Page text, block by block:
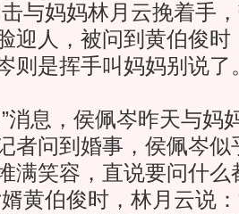
与妈妈林月云挽着手
迎人，被问到黄伯俊时
则是挥手叫妈妈别说了
息，侯佩岑昨天与妈
者问到婚事，侯佩岑似
满笑容，直说要问什么
黄伯俊时，林月云说